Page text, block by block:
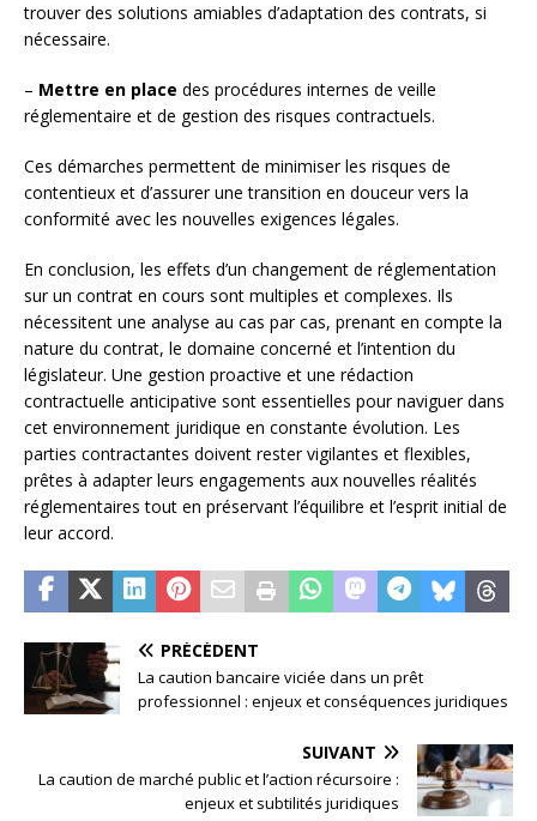
trouver des solutions amiables d’adaptation des contrats, si
nécessaire.
– Mettre en place des procédures internes de veille
réglementaire et de gestion des risques contractuels.
Ces démarches permettent de minimiser les risques de
contentieux et d’assurer une transition en douceur vers la
conformité avec les nouvelles exigences légales.
En conclusion, les effets d’un changement de réglementation
sur un contrat en cours sont multiples et complexes. Ils
nécessitent une analyse au cas par cas, prenant en compte la
nature du contrat, le domaine concerné et l’intention du
législateur. Une gestion proactive et une rédaction
contractuelle anticipative sont essentielles pour naviguer dans
cet environnement juridique en constante évolution. Les
parties contractantes doivent rester vigilantes et flexibles,
prêtes à adapter leurs engagements aux nouvelles réalités
réglementaires tout en préservant l’équilibre et l’esprit initial de
leur accord.
PRÉCÉDENT
La caution bancaire viciée dans un prêt
professionnel : enjeux et conséquences juridiques
SUIVANT
La caution de marché public et l’action récursoire :
enjeux et subtilités juridiques